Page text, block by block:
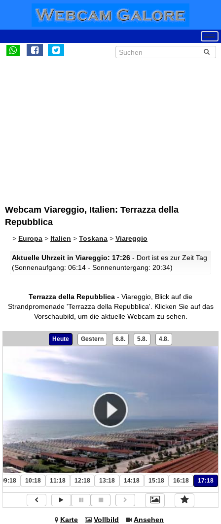
Webcam Viareggio, Italien: Terrazza della
Repubblica
> Europa > Italien > Toskana > Viareggio
Aktuelle Uhrzeit in Viareggio: 17:26 - Dort ist es zur Zeit Tag
(Sonnenaufgang: 06:14 - Sonnenuntergang: 20:34)
Terrazza della Repubblica - Viareggio, Blick auf die
Strandpromenade 'Terrazza della Repubblica'.
Klicken Sie auf das
Vorschaubild, um die aktuelle Webcam zu sehen.
Heute Gestern 6.8. 5.8. 4.8.
09:18 10:18 11:18 12:18 13:18 14:18 15:18 16:18 17:18
Karte Vollbild Ansehen